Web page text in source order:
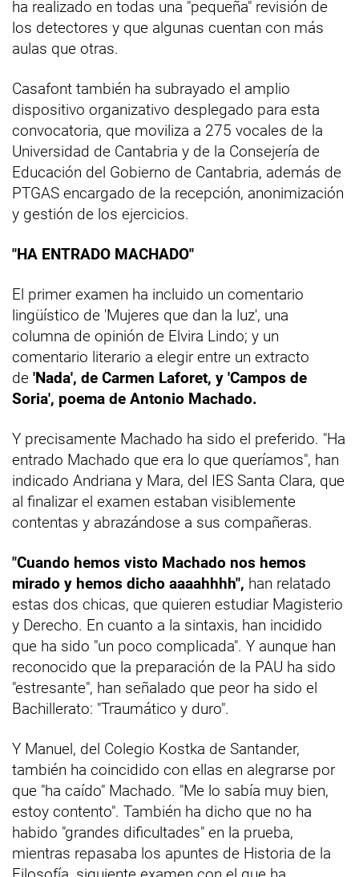
ha realizado en todas una "pequeña" revisión de
los detectores y que algunas cuentan con más
aulas que otras.
Casafont también ha subrayado el amplio
dispositivo organizativo desplegado para esta
convocatoria, que moviliza a 275 vocales de la
Universidad de Cantabria y de la Consejería de
Educación del Gobierno de Cantabria, además de
PTGAS encargado de la recepción, anonimización
y gestión de los ejercicios.
"HA ENTRADO MACHADO"
El primer examen ha incluido un comentario
lingüístico de 'Mujeres que dan la luz', una
columna de opinión de Elvira Lindo; y un
comentario literario a elegir entre un extracto
de 'Nada', de Carmen Laforet, y 'Campos de
Soria', poema de Antonio Machado.
Y precisamente Machado ha sido el preferido. "Ha
entrado Machado que era lo que queríamos", han
indicado Andriana y Mara, del IES Santa Clara, que
al finalizar el examen estaban visiblemente
contentas y abrazándose a sus compañeras.
"Cuando hemos visto Machado nos hemos
mirado y hemos dicho aaaahhhh", han relatado
estas dos chicas, que quieren estudiar Magisterio
y Derecho. En cuanto a la sintaxis, han incidido
que ha sido "un poco complicada". Y aunque han
reconocido que la preparación de la PAU ha sido
"estresante", han señalado que peor ha sido el
Bachillerato: "Traumático y duro".
Y Manuel, del Colegio Kostka de Santander,
también ha coincidido con ellas en alegrarse por
que "ha caído" Machado. "Me lo sabía muy bien,
estoy contento". También ha dicho que no ha
habido "grandes dificultades" en la prueba,
mientras repasaba los apuntes de Historia de la